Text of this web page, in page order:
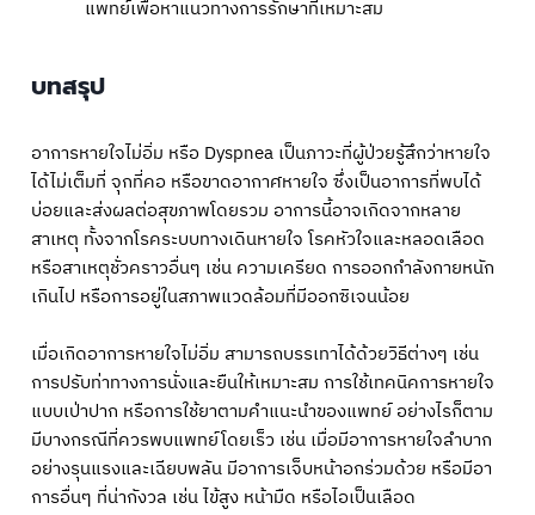
แพทย์เพื่อหาแนวทางการรักษาที่เหมาะสม
บทสรุป
อาการหายใจไม่อิ่ม หรือ Dyspnea เป็นภาวะที่ผู้ป่วยรู้สึกว่าหายใจ
ได้ไม่เต็มที่ จุกที่คอ หรือขาดอากาศหายใจ ซึ่งเป็นอาการที่พบได้
บ่อยและส่งผลต่อสุขภาพโดยรวม อาการนี้อาจเกิดจากหลาย
สาเหตุ ทั้งจากโรคระบบทางเดินหายใจ โรคหัวใจและหลอดเลือด
หรือสาเหตุชั่วคราวอื่นๆ เช่น ความเครียด การออกกำลังกายหนัก
เกินไป หรือการอยู่ในสภาพแวดล้อมที่มีออกซิเจนน้อย
เมื่อเกิดอาการหายใจไม่อิ่ม สามารถบรรเทาได้ด้วยวิธีต่างๆ เช่น
การปรับท่าทางการนั่งและยืนให้เหมาะสม การใช้เทคนิคการหายใจ
แบบเป่าปาก หรือการใช้ยาตามคำแนะนำของแพทย์ อย่างไรก็ตาม
มีบางกรณีที่ควรพบแพทย์โดยเร็ว เช่น เมื่อมีอาการหายใจลำบาก
อย่างรุนแรงและเฉียบพลัน มีอาการเจ็บหน้าอกร่วมด้วย หรือมีอา
การอื่นๆ ที่น่ากังวล เช่น ไข้สูง หน้ามืด หรือไอเป็นเลือด